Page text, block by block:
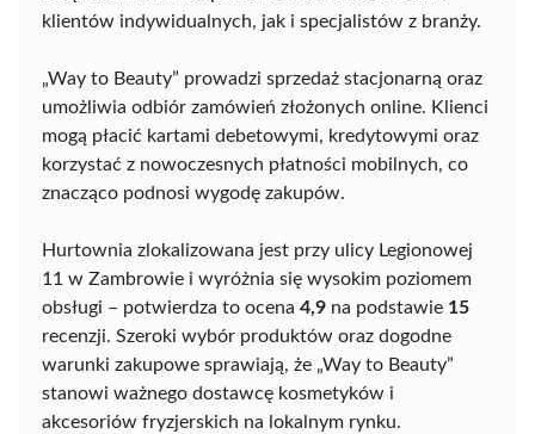
klientów indywidualnych, jak i specjalistów z branży.
„Way to Beauty” prowadzi sprzedaż stacjonarną oraz
umożliwia odbiór zamówień złożonych online. Klienci
mogą płacić kartami debetowymi, kredytowymi oraz
korzystać z nowoczesnych płatności mobilnych, co
znacząco podnosi wygodę zakupów.
Hurtownia zlokalizowana jest przy ulicy Legionowej
11 w Zambrowie i wyróżnia się wysokim poziomem
obsługi – potwierdza to ocena 4,9 na podstawie 15
recenzji. Szeroki wybór produktów oraz dogodne
warunki zakupowe sprawiają, że „Way to Beauty”
stanowi ważnego dostawcę kosmetyków i
akcesoriów fryzjerskich na lokalnym rynku.